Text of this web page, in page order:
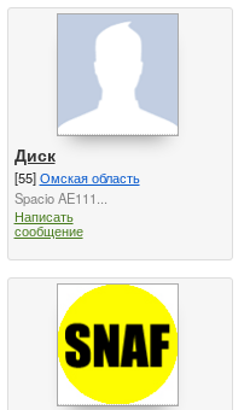
Диск
[55]Омская область
Spacio AE111...
Написать
сообщение